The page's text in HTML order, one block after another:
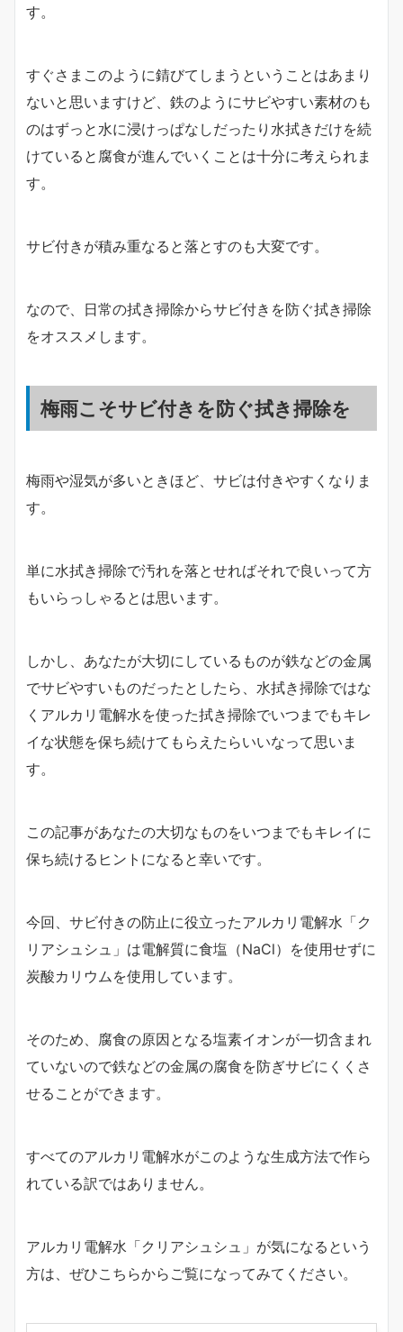
す。
すぐさまこのように錆びてしまうということはあまり
ないと思いますけど、鉄のようにサビやすい素材のも
のはずっと水に浸けっぱなしだったり水拭きだけを続
けていると腐食が進んでいくことは十分に考えられま
す。
サビ付きが積み重なると落とすのも大変です。
なので、日常の拭き掃除からサビ付きを防ぐ拭き掃除
をオススメします。
梅雨こそサビ付きを防ぐ拭き掃除を
梅雨や湿気が多いときほど、サビは付きやすくなりま
す。
単に水拭き掃除で汚れを落とせればそれで良いって方
もいらっしゃるとは思います。
しかし、あなたが大切にしているものが鉄などの金属
でサビやすいものだったとしたら、水拭き掃除ではな
くアルカリ電解水を使った拭き掃除でいつまでもキレ
イな状態を保ち続けてもらえたらいいなって思いま
す。
この記事があなたの大切なものをいつまでもキレイに
保ち続けるヒントになると幸いです。
今回、サビ付きの防止に役立ったアルカリ電解水「ク
リアシュシュ」は電解質に食塩（NaCl）を使用せずに
炭酸カリウムを使用しています。
そのため、腐食の原因となる塩素イオンが一切含まれ
ていないので鉄などの金属の腐食を防ぎサビにくくさ
せることができます。
すべてのアルカリ電解水がこのような生成方法で作ら
れている訳ではありません。
アルカリ電解水「クリアシュシュ」が気になるという
方は、ぜひこちらからご覧になってみてください。